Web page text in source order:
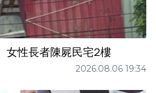
女性長者陳屍民宅2樓
2026.08.06 19:34